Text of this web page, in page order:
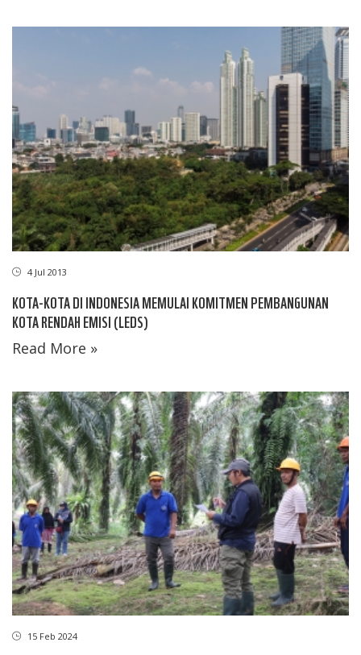
4 Jul 2013
KOTA-KOTA DI INDONESIA MEMULAI KOMITMEN PEMBANGUNAN
KOTA RENDAH EMISI (LEDS)
Read More »
15 Feb 2024